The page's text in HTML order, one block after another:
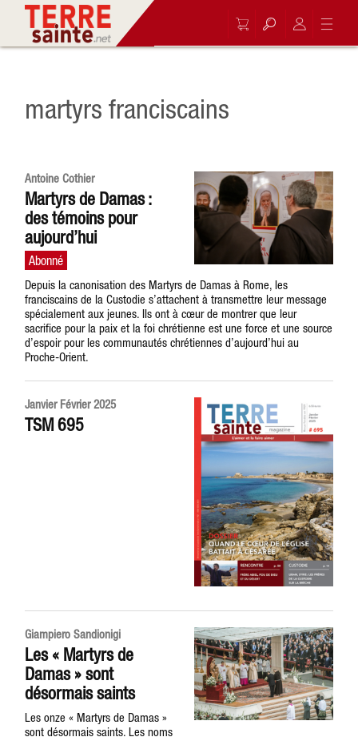
martyrs franciscains
Antoine Cothier
Martyrs de Damas :
des témoins pour
aujourd’hui
Depuis la canonisation des Martyrs de Damas à Rome, les
franciscains de la Custodie s’attachent à transmettre leur message
spécialement aux jeunes. Ils ont à cœur de montrer que leur
sacrifice pour la paix et la foi chrétienne est une force et une source
d’espoir pour les communautés chrétiennes d’aujourd’hui au
Proche-Orient.
Janvier Février 2025
TSM 695
Giampiero Sandionigi
Les « Martyrs de
Damas » sont
désormais saints
Les onze « Martyrs de Damas »
sont désormais saints. Les noms